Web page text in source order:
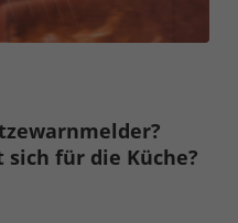
sich für die Küche?